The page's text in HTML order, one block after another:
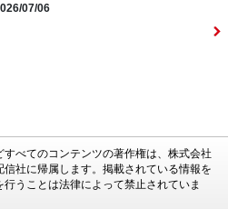
07/06
べてのコンテンツの著作権は、株式会社
社に帰属します。掲載されている情報を
うことは法律によって禁止されていま